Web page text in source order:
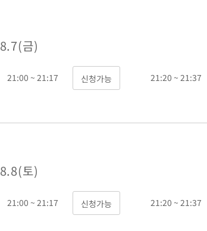
8. 7 ( 금 )
21:00 ~ 21:17 21:20 ~ 21:37
8. 8 ( 토 )
21:00 ~ 21:17 21:20 ~ 21:37